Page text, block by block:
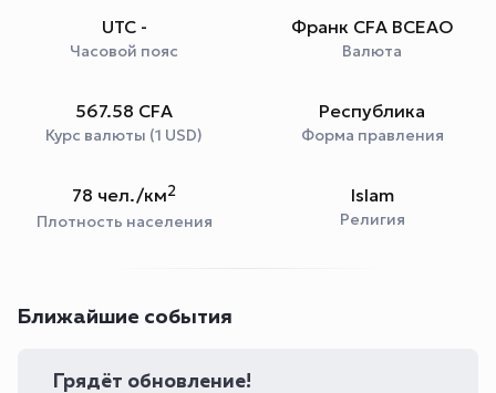
UTC -
Часовой пояс
Франк CFA BCEAO
Валюта
567.58 CFA
Курс валюты (1 USD)
Республика
Форма правления
78 чел./км2
Плотность населения
Islam
Религия
Ближайшие события
Грядёт обновление!